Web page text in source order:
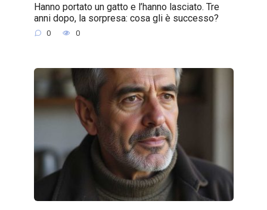
Hanno portato un gatto e l’hanno lasciato. Tre
anni dopo, la sorpresa: cosa gli è successo?
0 0